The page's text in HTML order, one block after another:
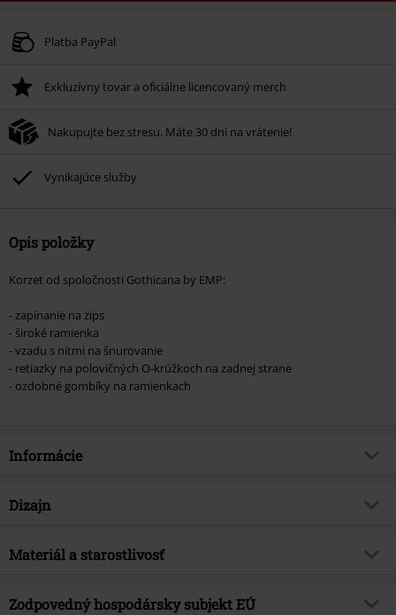
Platné do 8/9/26
Po zadaní kódu v košíku, sa zľava uplatní automaticky.
Nemožno kombinovať s inými akciovými kódmi. Zľava sa nevzťahuje na:
knihy, médiá, vstupenky, Rammstein, (Till) Lindemann, Böhse Onkelz,
ktorých kúpou podporíte nadáciu.
Platba PayPal
Exkluzívny tovar a oficiálne licencovaný merch
Nakupujte bez stresu. Máte 30 dní na vrátenie!
Vynikajúce služby
Opis položky
Korzet od spoločnosti Gothicana by EMP:
- zapínanie na zips
- široké ramienka
- vzadu s nitmi na šnurovanie
- retiazky na polovičných O-krúžkoch na zadnej strane
- ozdobné gombíky na ramienkach
Informácie
Tovar č.
Brand
Téma produktov
Gotika
Dizajn
Typ výrobku
Farba
čierna
Materiál a starostlivosť
Vrchný materiál
100% polyester
Zodpovedný hospodársky subjekt EÚ